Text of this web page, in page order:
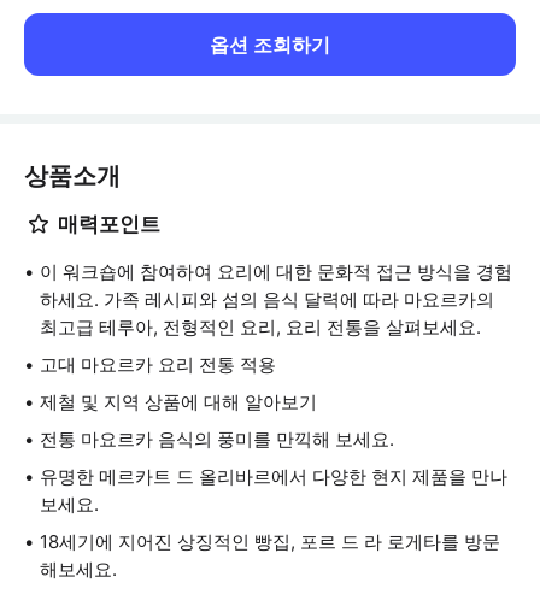
옵션 조회하기
상품소개
매력포인트
이 워크숍에 참여하여 요리에 대한 문화적 접근 방식을 경험
하세요. 가족 레시피와 섬의 음식 달력에 따라 마요르카의
최고급 테루아, 전형적인 요리, 요리 전통을 살펴보세요.
고대 마요르카 요리 전통 적용
제철 및 지역 상품에 대해 알아보기
전통 마요르카 음식의 풍미를 만끽해 보세요.
유명한 메르카트 드 올리바르에서 다양한 현지 제품을 만나
보세요.
18세기에 지어진 상징적인 빵집, 포르 드 라 로게타를 방문
해보세요.